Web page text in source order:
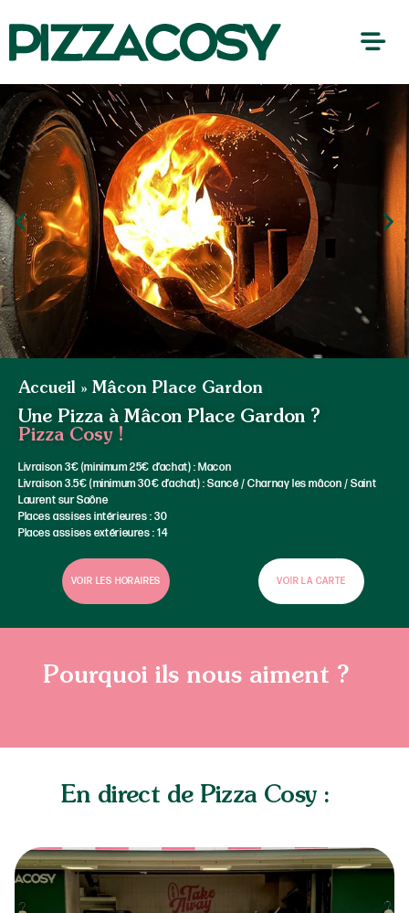
Accueil » Mâcon Place Gardon
Une Pizza à Mâcon Place Gardon ?
Pizza Cosy !
Livraison 3€ (minimum 25€ d’achat) : Macon
Livraison 3.5€ (minimum 30€ d’achat) : Sancé / Charnay les mâcon / Saint
Laurent sur Saône
Places assises intérieures : 30
Places assises extérieures : 14
VOIR LES HORAIRES VOIR LA CARTE
Pourquoi ils nous aiment ?
En direct de Pizza Cosy :
Du Sheryfaluna et une demande en mariage sur la...
226